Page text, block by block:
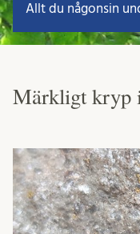
Allt du någonsin
Märkligt kryp